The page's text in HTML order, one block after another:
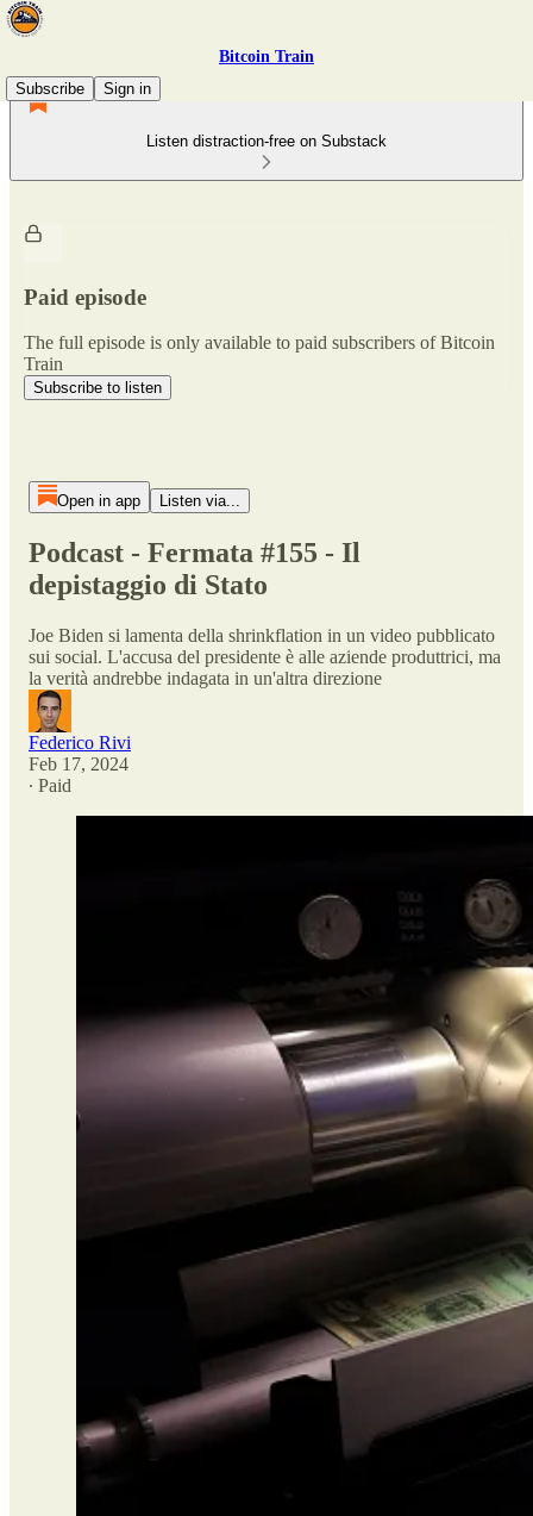
Bitcoin Train
Subscribe
Sign in
Listen distraction-free on Substack
Paid episode
The full episode is only available to paid subscribers of Bitcoin
Train
Subscribe to listen
Open in app Listen via...
Podcast - Fermata #155 - Il
depistaggio di Stato
Joe Biden si lamenta della shrinkflation in un video pubblicato
sui social. L'accusa del presidente è alle aziende produttrici, ma
la verità andrebbe indagata in un'altra direzione
Federico Rivi
Feb 17, 2024
∙ Paid